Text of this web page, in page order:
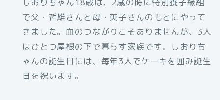
しおりちゃん18歳は、2歳の時に特別養子縁組
で父・哲雄さんと母・英子さんのもとにやって
きました。血のつながりこそありませんが、3人
はひとつ屋根の下で暮らす家族です。しおりち
ゃんの誕生日には、毎年3人でケーキを囲み誕生
日を祝います。